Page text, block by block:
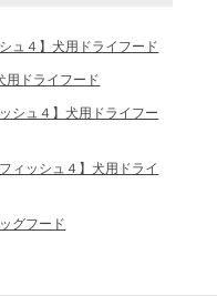
シュ４】犬用ドライフード
用ドライフード
ッシュ４】犬用ドライフー
フィッシュ４】犬用ドライ
グフード